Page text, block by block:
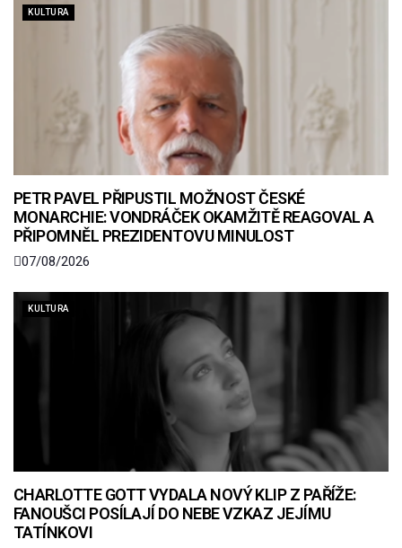
KULTURA
PETR PAVEL PŘIPUSTIL MOŽNOST ČESKÉ
MONARCHIE: VONDRÁČEK OKAMŽITĚ REAGOVAL A
PŘIPOMNĚL PREZIDENTOVU MINULOST
07/08/2026
KULTURA
CHARLOTTE GOTT VYDALA NOVÝ KLIP Z PAŘÍŽE:
FANOUŠCI POSÍLAJÍ DO NEBE VZKAZ JEJÍMU
TATÍNKOVI